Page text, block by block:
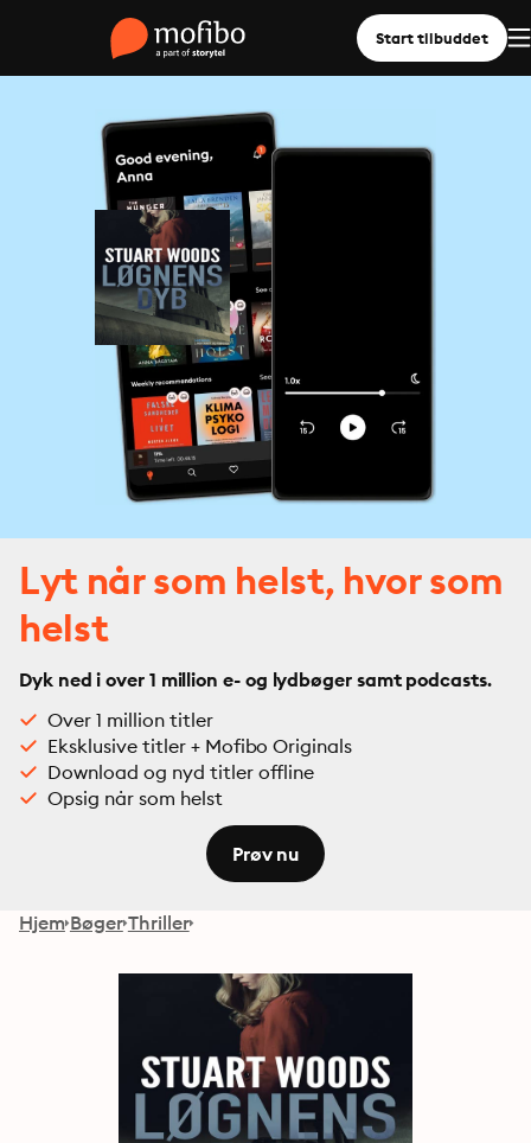
Start tilbuddet
Lyt når som helst, hvor som
helst
Dyk ned i over 1 million e- og lydbøger samt podcasts.
Over 1 million titler
Eksklusive titler + Mofibo Originals
Download og nyd titler offline
Opsig når som helst
Prøv nu
Hjem Bøger Thriller